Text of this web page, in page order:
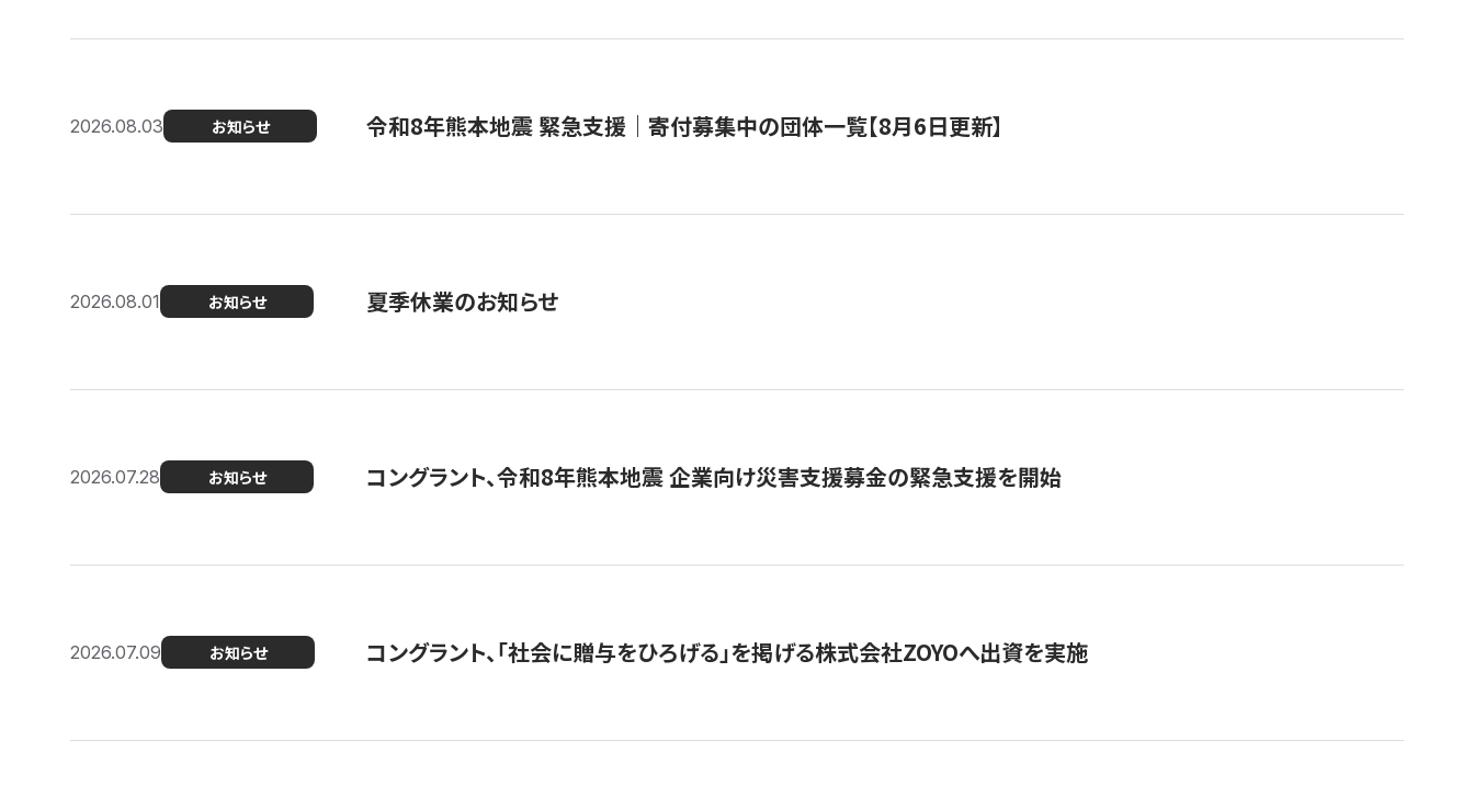
2026.08.03 お知らせ 令和8年熊本地震 緊急支援｜寄付募集中の団体一覧【8月6日更新】
2026.08.01 お知らせ 夏季休業のお知らせ
2026.07.28 お知らせ コングラント、令和8年熊本地震 企業向け災害支援募金の緊急支援を開始
2026.07.09 お知らせ コングラント、「社会に贈与をひろげる」を掲げる株式会社ZOYOへ出資を実施